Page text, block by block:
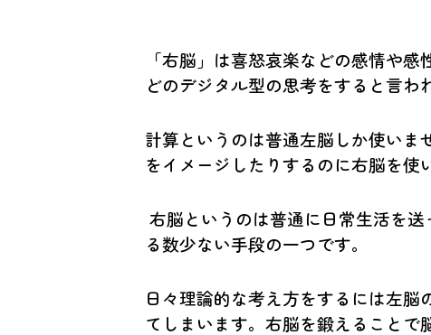
「右脳」は喜怒哀楽などの感情や
どのデジタル型の思考をすると言わ
計算というのは普通左脳しか使い
をイメージしたりするのに右脳を使
右脳というのは普通に日常生活を
る数少ない手段の一つです。
日々理論的な考え方をするには左
てしまいます。右脳を鍛えることで